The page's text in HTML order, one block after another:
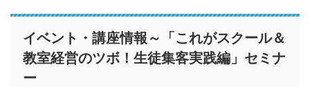
イベント・講座情報～「これがスクール＆
教室経営のツボ！生徒集客実践編」セミナ
ー